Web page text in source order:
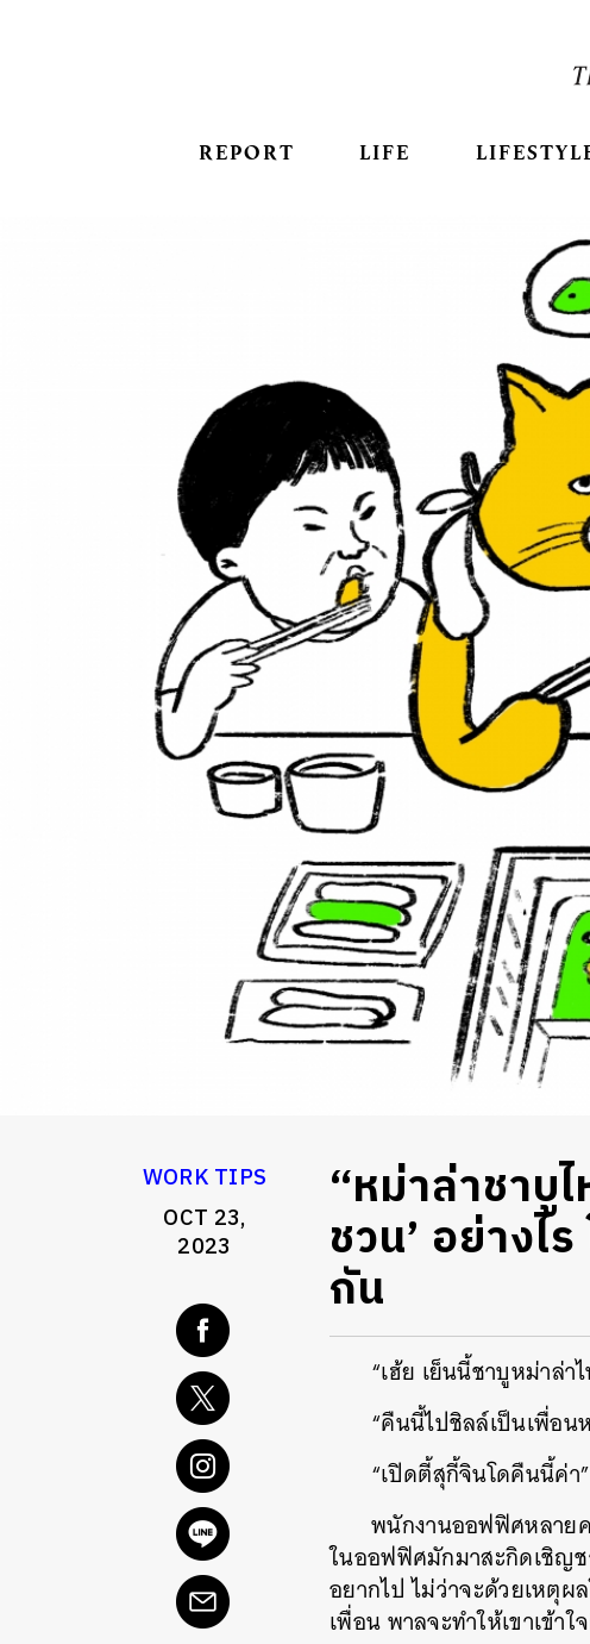
REPORT LIFE
WORK TIPS
OCT 23,
2023
“หม่าล่าชาบู
ชวน’ อย่างไ
กัน
“เฮ้ย เย็นนี้ชาบูหม่าล่า
“คืนนี้ไปชิลล์เป็นเพื่อน
“เปิดตี้สุกี้จินโดคืนนี้ค่า”
พนักงานออฟฟิศหลายค
ในออฟฟิศมักมาสะกิดเชิญ
อยากไป ไม่ว่าจะด้วยเหตุ
เพื่อน พาลจะทำให้เขาเข้า